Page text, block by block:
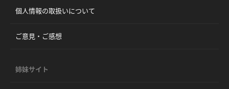
個人情報の取扱いについて
ご意見・ご感想
姉妹サイト